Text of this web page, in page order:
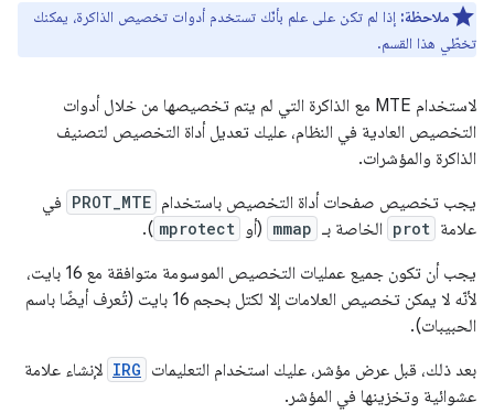
ملاحظة: إذا لم تكن على علم بأنّك تستخدم أدوات تخصيص الذاكرة، يمكنك
تخطّي هذا القسم.
لاستخدام MTE مع الذاكرة التي لم يتم تخصيصها من خلال أدوات
التخصيص العادية في النظام، عليك تعديل أداة التخصيص لتصنيف
الذاكرة والمؤشرات.
يجب تخصيص صفحات أداة التخصيص باستخدام PROT_MTE في
علامة prot الخاصة بـ mmap (أو mprotect
).
يجب أن تكون جميع عمليات التخصيص الموسومة متوافقة مع 16 بايت،
لأنّه لا يمكن تخصيص العلامات إلا لكتل بحجم 16 بايت (تُعرف أيضًا باسم
الحبيبات).
بعد ذلك، قبل عرض مؤشر، عليك استخدام التعليمات IRG لإنشاء علامة
عشوائية وتخزينها في المؤشر.